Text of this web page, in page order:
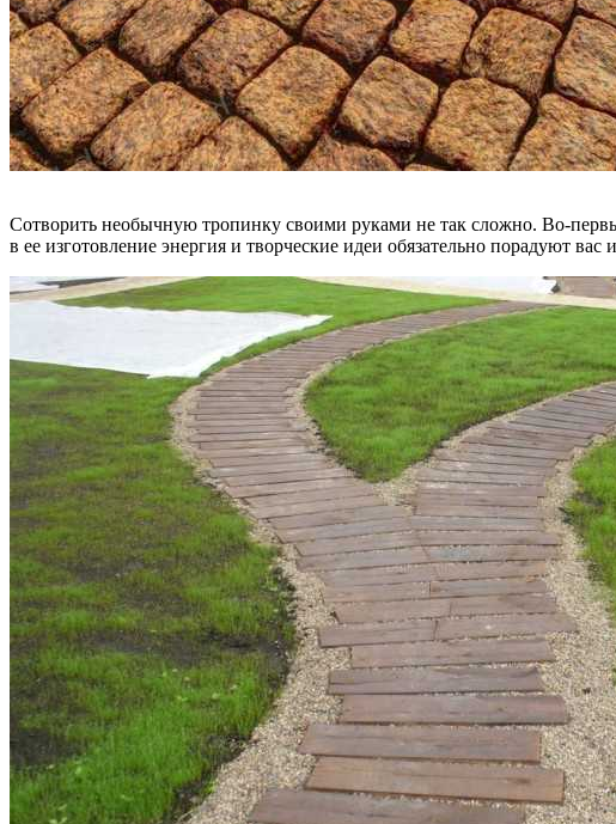
Сотворить необычную тропинку своими руками не так сложно. Во-
в ее изготовление энергия и творческие идеи обязательно порадуют вас